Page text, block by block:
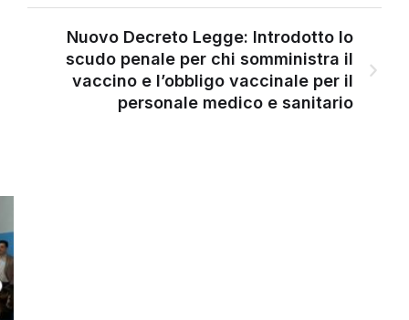
Nuovo Decreto Legge: Introdotto lo
scudo penale per chi somministra il
vaccino e l’obbligo vaccinale per il
personale medico e sanitario